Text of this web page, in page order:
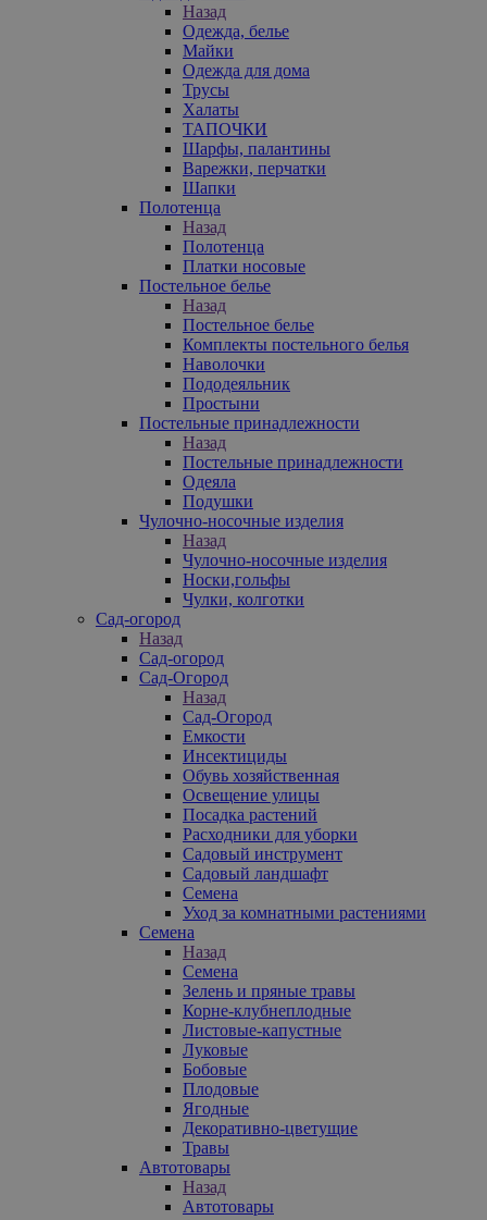
Назад
Одежда, белье
Майки
Одежда для дома
Трусы
Халаты
ТАПОЧКИ
Шарфы, палантины
Варежки, перчатки
Шапки
Полотенца
Назад
Полотенца
Платки носовые
Постельное белье
Назад
Постельное белье
Комплекты постельного белья
Наволочки
Пододеяльник
Простыни
Постельные принадлежности
Назад
Постельные принадлежности
Одеяла
Подушки
Чулочно-носочные изделия
Назад
Чулочно-носочные изделия
Носки,гольфы
Чулки, колготки
Сад-огород
Назад
Сад-огород
Сад-Огород
Назад
Сад-Огород
Емкости
Инсектициды
Обувь хозяйственная
Освещение улицы
Посадка растений
Расходники для уборки
Садовый инструмент
Садовый ландшафт
Семена
Уход за комнатными растениями
Семена
Назад
Семена
Зелень и пряные травы
Корне-клубнеплодные
Листовые-капустные
Луковые
Бобовые
Плодовые
Ягодные
Декоративно-цветущие
Травы
Автотовары
Назад
Автотовары